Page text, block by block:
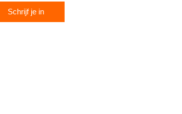
Schrijf je in